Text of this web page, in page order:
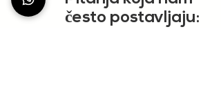
često postavljaju: